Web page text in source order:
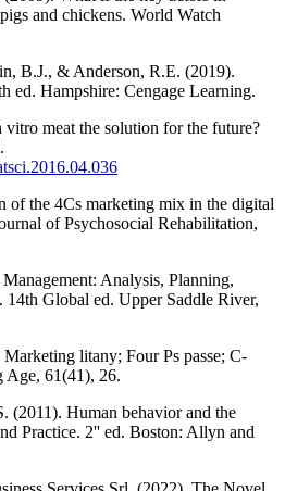
and chickens. World Watch
B.J., & Anderson, R.E. (2019).
ed. Hampshire: Cengage Learning.
meat the solution for the future?
of the 4Cs marketing mix in the digital
of Psychosocial Rehabilitation,
Analysis, Planning,
Global ed. Upper Saddle River,
litany; Four Ps passe; C-
Age, 61(41), 26.
(2011). Human behavior and the
Practice. 2'' ed. Boston: Allyn and